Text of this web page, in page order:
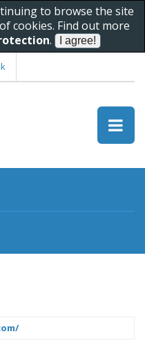
to browse the site
cookies. Find out more
.